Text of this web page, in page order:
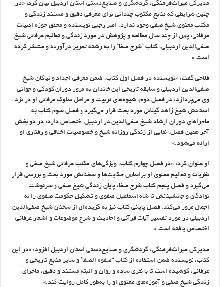
مدیرکل میراث‌فرهنگی،گردشگری و صنایع‌دستی استان اردبیل بیان کرد: «در
چنین شرایطی که منابع مکتوب چندانی برای معرفی دقیق و مستند زندگی و
مکتب معنوی شیخ صفی وجود ندارد، امیر رجبی نویسنده و محقق حوزه ادبیات
عرفانی، پس از چند سال مطالعه و پژوهش در مورد زندگی و تعالیم عرفانی شیخ
صفی‌الدین اردبیلی، کتاب “شرح صفا” را به رشته تحریر درآورده و منتشر کرده
است.»
فلاحی گفت: «نویسنده در فصل اول کتاب، ضمن معرفی اجداد و نیاکان شیخ
صفی‌الدین اردبیلی و سابقه تاریخی این خاندان به مرور دوران کودکی و جوانی
وی می‌پردازد، در فصل دوم، شیوه‌های تربیت و مراحل سلوک عرفانی او در نزد
استادش شیخ زاهد گیلانی مورد بحث قرار می‌گیرد و فصل سوم کتاب به
ماجراهای دوران ارشاد شیخ صفی‌الدین در اردبیل اختصاص دارد؛ در دو بخش
آخر همین فصل، نمایی از زندگی روزانه شیخ و خصوصیات اخلاقی و رفتاری او
ارائه می‌شود.»
او عنوان کرد: «در فصل چهارم کتاب، ویژگی‌های مکتب عرفانی شیخ صفی و
نظریات و تعالیم معنوی او براساس حکایت‌ها و سخنانش مورد بحث و بررسی قرار
می‌گیرد و فصل پنجم کتاب شرح صفا، پایان زندگی شیخ صفی و سرنوشت
نوادگان و جانشینانش تا شاه اسماعیل صفوی و تشکیل حکومت صفوی را به
اجمال مرور می‌کند. فصل پایانی کتاب نیز به گزیده‌ای از سخنان شیخ صفی‌الدین
اردبیلی در مورد تفسیر آیات قرآنی و احادیث و شرح موضوعات و اشعار عرفانی
اختصاص یافته است.»
مدیرکل میراث‌فرهنگی، گردشگری و صنایع‌دستی استان اردبیل افزود: «در این
کتاب، نویسنده ضمن استفاده ازکتاب “صفوه الصفا”و سایر منابع تاریخی و
عرفانی، کوشیده است تا با نثری ساده و روان و البته مستند و دقیق، ماجرای
زندگی شیخ صفی و آموزه‌های معنوی او را به‌طور کامل روایت کند.»